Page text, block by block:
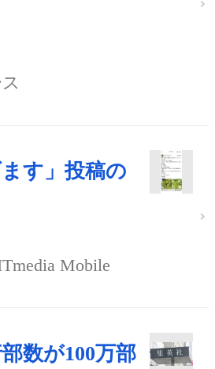
ます」投稿の
Mobile
数が100万部